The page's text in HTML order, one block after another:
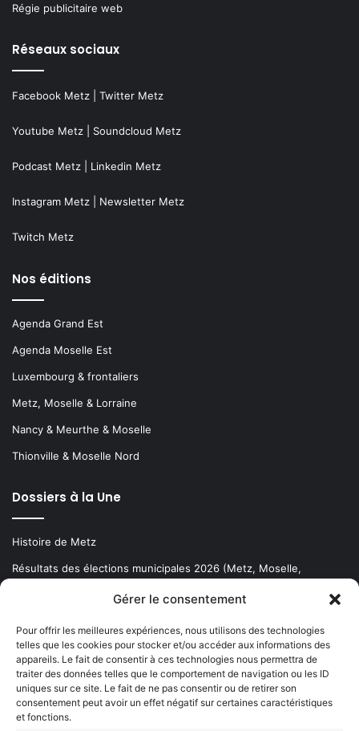
Gérer le consentement
Pour offrir les meilleures expériences, nous utilisons des technologies
telles que les cookies pour stocker et/ou accéder aux informations des
appareils. Le fait de consentir à ces technologies nous permettra de
traiter des données telles que le comportement de navigation ou les ID
uniques sur ce site. Le fait de ne pas consentir ou de retirer son
consentement peut avoir un effet négatif sur certaines caractéristiques
et fonctions.
Régie publicitaire web
Réseaux sociaux
Facebook Metz Twitter Metz
Youtube Metz Soundcloud Metz
Podcast Metz Linkedin Metz
Instagram Metz Newsletter Metz
Twitch Metz
Nos éditions
Agenda Grand Est
Agenda Moselle Est
Luxembourg & frontaliers
Metz, Moselle & Lorraine
Nancy & Meurthe & Moselle
Thionville & Moselle Nord
Dossiers à la Une
Histoire de Metz
Résultats des élections municipales 2026 (Metz, Moselle,
Newsletter gratuite